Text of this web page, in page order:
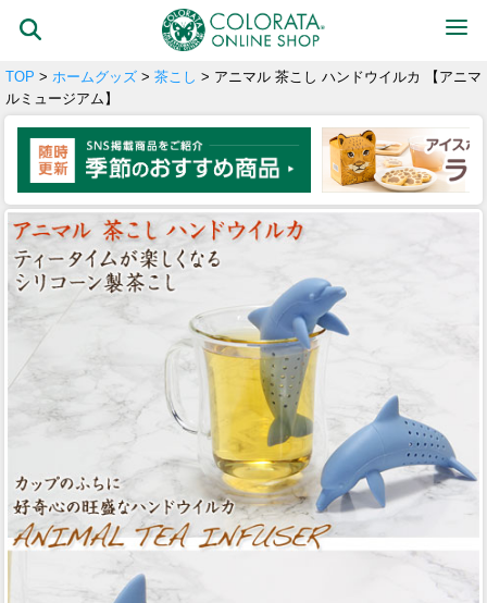
TOP > ホームグッズ > 茶こし > アニマル 茶こし ハンドウイルカ 【アニマ
ルミュージアム】